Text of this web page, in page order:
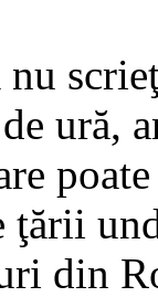
nu
ură,
ţării
din